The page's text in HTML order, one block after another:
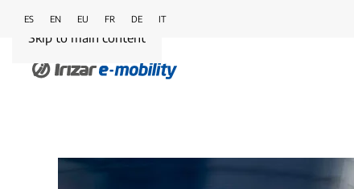
Skip to main content
ES EN EU FR DE IT